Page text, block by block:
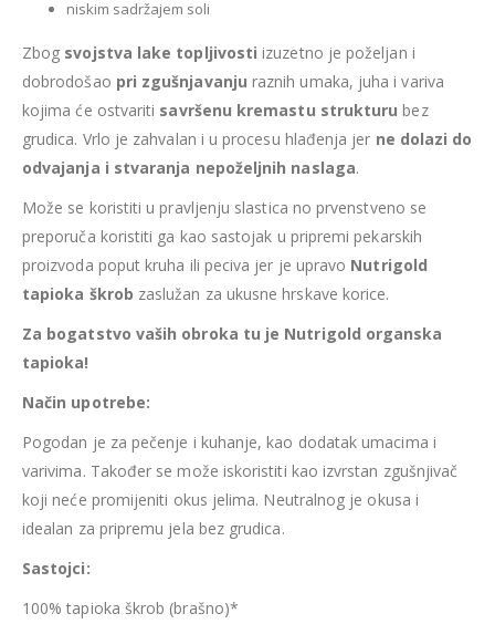
niskim sadržajem soli
Zbog svojstva lake topljivosti izuzetno je poželjan i
dobrodošao pri zgušnjavanju raznih umaka, juha i variva
kojima će ostvariti savršenu kremastu strukturu bez
grudica. Vrlo je zahvalan i u procesu hlađenja jer ne dolazi do
odvajanja i stvaranja nepoželjnih naslaga.
Može se koristiti u pravljenju slastica no prvenstveno se
preporuča koristiti ga kao sastojak u pripremi pekarskih
proizvoda poput kruha ili peciva jer je upravo Nutrigold
tapioka škrob zaslužan za ukusne hrskave korice.
Za bogatstvo vaših obroka tu je Nutrigold organska
tapioka!
Način upotrebe:
Pogodan je za pečenje i kuhanje, kao dodatak umacima i
varivima. Također se može iskoristiti kao izvrstan zgušnjivač
koji neće promijeniti okus jelima. Neutralnog je okusa i
idealan za pripremu jela bez grudica.
Sastojci:
100% tapioka škrob (brašno)*